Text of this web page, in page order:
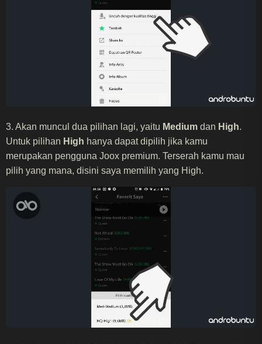
3. Akan muncul dua pilihan lagi, yaitu Medium dan High.
Untuk pilihan High hanya dapat dipilih jika kamu
merupakan pengguna Joox premium. Terserah kamu mau
pilih yang mana, disini saya memilih yang High.